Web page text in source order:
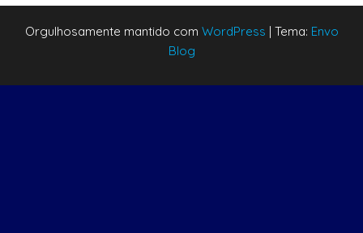
Orgulhosamente mantido com WordPress | Tema: Envo
Blog